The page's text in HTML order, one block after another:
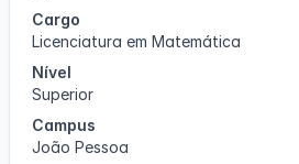
Cargo
Licenciatura em Matemática
Nível
Superior
Campus
João Pessoa